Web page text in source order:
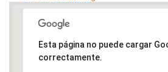
Esta página no puede cargar
correctamente.